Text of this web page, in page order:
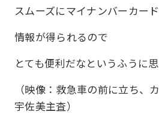
スムーズにマイナンバーカー
情報が得られるので
とても便利だなというふうに
（映像：救急車の前に立ち、
宇佐美主査）